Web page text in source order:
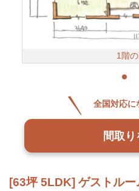
[63坪 5LDK] ゲストル
1階
全国対応に
間取